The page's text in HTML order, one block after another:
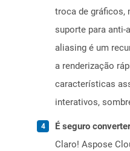
troca de gráficos,
suporte para anti-
aliasing é um
a renderização
características
interativos,
É seguro
Claro! Aspose